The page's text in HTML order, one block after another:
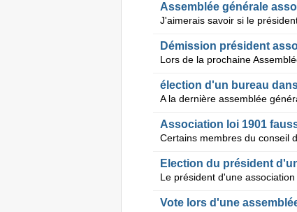
Assemblée générale
Démission président
élection d'un bureau
Association loi 1901
Election du président
Vote lors d'une